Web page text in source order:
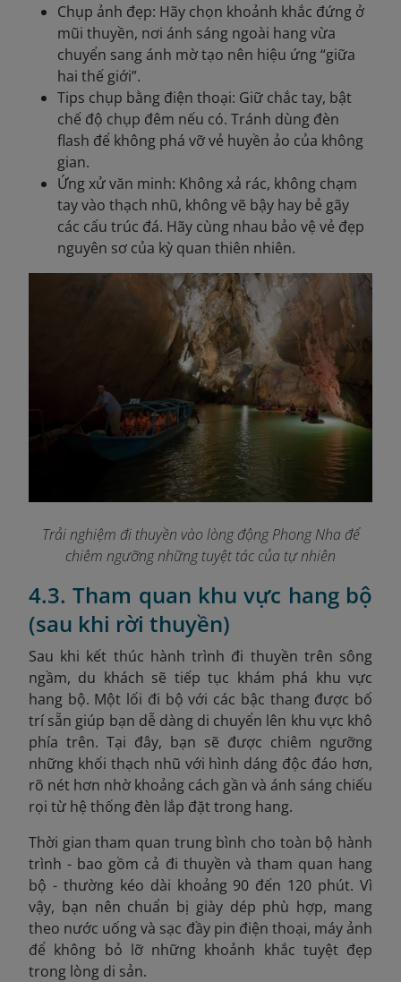
Chụp ảnh đẹp: Hãy chọn khoảnh khắc đứng ở
mũi thuyền, nơi ánh sáng ngoài hang vừa
chuyển sang ánh mờ tạo nên hiệu ứng “giữa
hai thế giới”.
Tips chụp bằng điện thoại: Giữ chắc tay, bật
chế độ chụp đêm nếu có. Tránh dùng đèn
flash để không phá vỡ vẻ huyền ảo của không
gian.
Ứng xử văn minh: Không xả rác, không chạm
tay vào thạch nhũ, không vẽ bậy hay bẻ gãy
các cấu trúc đá. Hãy cùng nhau bảo vệ vẻ đẹp
nguyên sơ của kỳ quan thiên nhiên.
Trải nghiệm đi thuyền vào lòng động Phong Nha để
chiêm ngưỡng những tuyệt tác của tự nhiên
4.3. Tham quan khu vực hang bộ
(sau khi rời thuyền)
Sau khi kết thúc hành trình đi thuyền trên sông
ngầm, du khách sẽ tiếp tục khám phá khu vực
hang bộ. Một lối đi bộ với các bậc thang được bố
trí sẵn giúp bạn dễ dàng di chuyển lên khu vực khô
phía trên. Tại đây, bạn sẽ được chiêm ngưỡng
những khối thạch nhũ với hình dáng độc đáo hơn,
rõ nét hơn nhờ khoảng cách gần và ánh sáng chiếu
rọi từ hệ thống đèn lắp đặt trong hang.
Thời gian tham quan trung bình cho toàn bộ hành
trình - bao gồm cả đi thuyền và tham quan hang
bộ - thường kéo dài khoảng 90 đến 120 phút. Vì
vậy, bạn nên chuẩn bị giày dép phù hợp, mang
theo nước uống và sạc đầy pin điện thoại, máy ảnh
để không bỏ lỡ những khoảnh khắc tuyệt đẹp
trong lòng di sản.